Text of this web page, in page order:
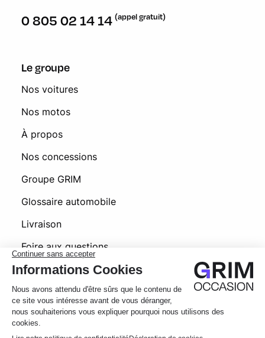
0 805 02 14 14 (appel gratuit)
Le groupe
Nos voitures
Nos motos
À propos
Nos concessions
Groupe GRIM
Glossaire automobile
Livraison
Foire aux questions
© 2026 Grim Occasion